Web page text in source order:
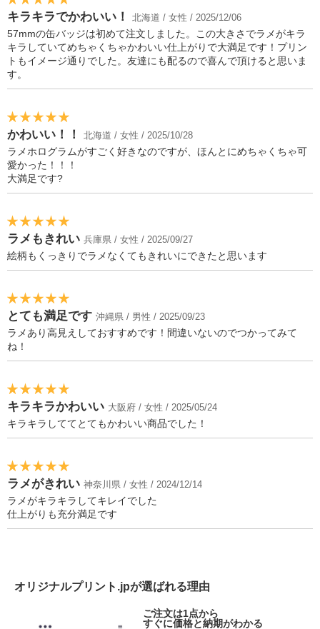
キラキラでかわいい！ 北海道 / 女性 / 2025/12/06
57mmの缶バッジは初めて注文しました。この大きさでラメがキラ
キラしていてめちゃくちゃかわいい仕上がりで大満足です！プリン
トもイメージ通りでした。友達にも配るので喜んで頂けると思いま
す。
かわいい！！ 北海道 / 女性 / 2025/10/28
ラメホログラムがすごく好きなのですが、ほんとにめちゃくちゃ可
愛かった！！！
大満足です?
ラメもきれい 兵庫県 / 女性 / 2025/09/27
絵柄もくっきりでラメなくてもきれいにできたと思います
とても満足です 沖縄県 / 男性 / 2025/09/23
ラメあり高見えしておすすめです！間違いないのでつかってみて
ね！
キラキラかわいい 大阪府 / 女性 / 2025/05/24
キラキラしててとてもかわいい商品でした！
ラメがきれい 神奈川県 / 女性 / 2024/12/14
ラメがキラキラしてキレイでした
仕上がりも充分満足です
オリジナルプリント.jpが選ばれる理由
ご注文は1点から
すぐに価格と納期がわかる